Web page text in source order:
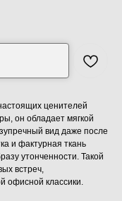
ценителей
он обладает мягкой
вид даже после
и фактурная ткань
утонченности. Такой
встреч,
офисной классики.